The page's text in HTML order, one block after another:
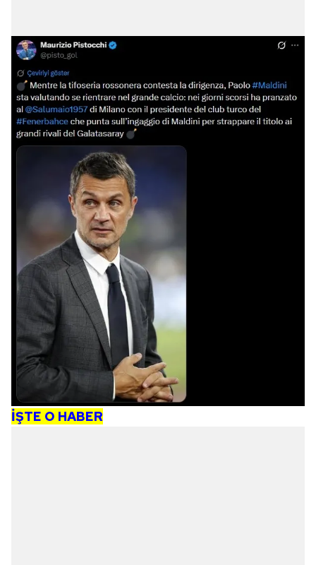
İŞTE O HABER